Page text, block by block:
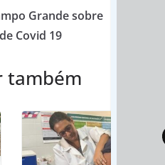
Grande sobre
Covid 19
Após
também